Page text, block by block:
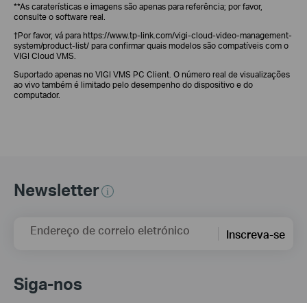
**As caraterísticas e imagens são apenas para referência; por favor,
consulte o software real.
†Por favor, vá para https://www.tp-link.com/vigi-cloud-video-management-
system/product-list/ para confirmar quais modelos são compatíveis com o
VIGI Cloud VMS.
Suportado apenas no VIGI VMS PC Client. O número real de visualizações
ao vivo também é limitado pelo desempenho do dispositivo e do
computador.
Newsletter
Endereço de correio eletrónico Inscreva-se
Siga-nos